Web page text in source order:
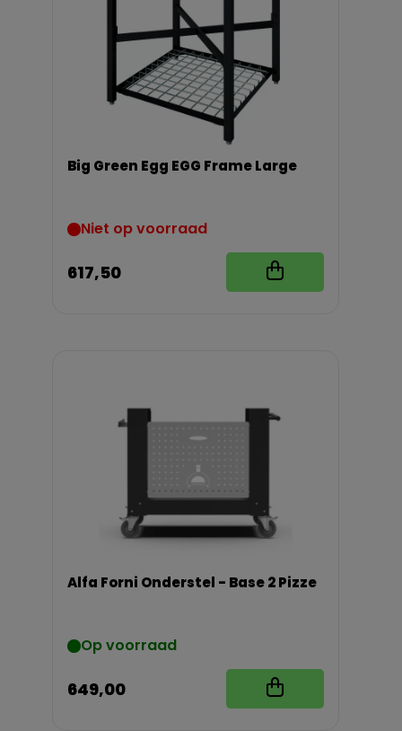
Big Green Egg EGG Frame Large
Niet op voorraad
617,50
Alfa Forni Onderstel - Base 2 Pizze
Op voorraad
649,00